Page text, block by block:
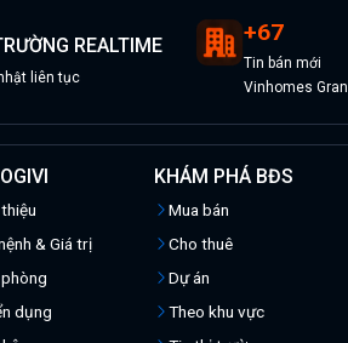
REALTIME
liên tục
+67
Tin bán mới
Vinhomes
& Giá trị
dụng
KHÁM PHÁ BĐS
Mua bán
Cho thuê
Dự án
Theo khu vực